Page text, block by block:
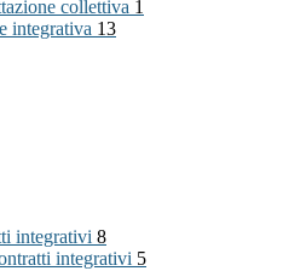
collettiva 1
integrativa 13
integrativi 8
integrativi 5